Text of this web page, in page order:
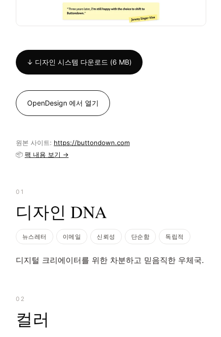
↓ 디자인 시스템 다운로드 (6 MB)
OpenDesign 에서 열기
원본 사이트: https://buttondown.com
📦 팩 내용 보기 →
01
디자인 DNA
뉴스레터 이메일 신뢰성 단순함 독립적
디지털 크리에이터를 위한 차분하고 믿음직한 우체국.
02
컬러